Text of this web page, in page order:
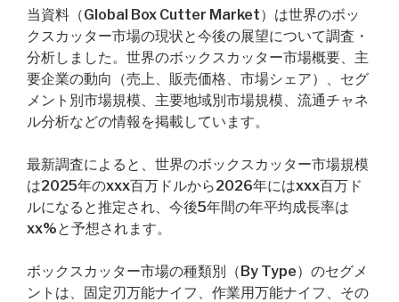
当資料（Global Box Cutter Market）は世界のボッ
クスカッター市場の現状と今後の展望について調査・
分析しました。世界のボックスカッター市場概要、主
要企業の動向（売上、販売価格、市場シェア）、セグ
メント別市場規模、主要地域別市場規模、流通チャネ
ル分析などの情報を掲載しています。
最新調査によると、世界のボックスカッター市場規模
は2025年のxxx百万ドルから2026年にはxxx百万ド
ルになると推定され、今後5年間の年平均成長率は
xx%と予想されます。
ボックスカッター市場の種類別（By Type）のセグメ
ントは、固定刃万能ナイフ、作業用万能ナイフ、その